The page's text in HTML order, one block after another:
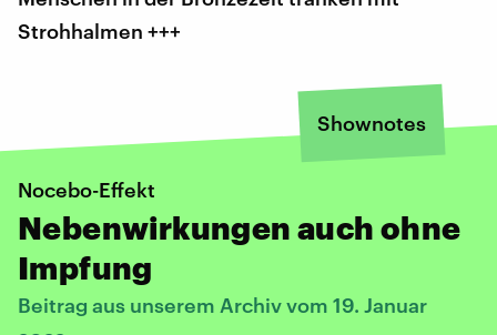
Strohhalmen +++
Shownotes
Nocebo-Effekt
Nebenwirkungen auch ohne
Impfung
Beitrag aus unserem Archiv vom 19. Januar